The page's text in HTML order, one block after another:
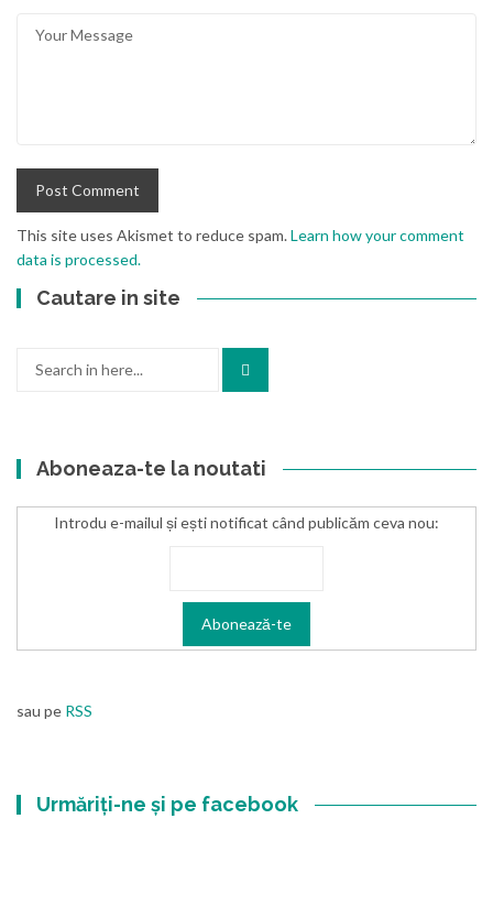
This site uses Akismet to reduce spam.Learn how your comment
data is processed.
Cautare in site
Aboneaza-te la noutati
Introdu e-mailul și ești notificat când publicăm ceva nou:
sau pe RSS
Urmăriți-ne și pe facebook